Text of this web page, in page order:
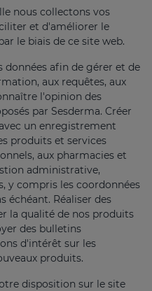
nous collectons vos
et d'améliorer le
le biais de ce site web.
afin de gérer et de
aux requêtes, aux
l'opinion des
par Sesderma. Créer
un enregistrement
produits et services
aux pharmacies et
administrative,
y compris les coordonnées
échéant. Réaliser des
la qualité de nos produits
des bulletins
d'intérêt sur les
produits.
disposition sur le site